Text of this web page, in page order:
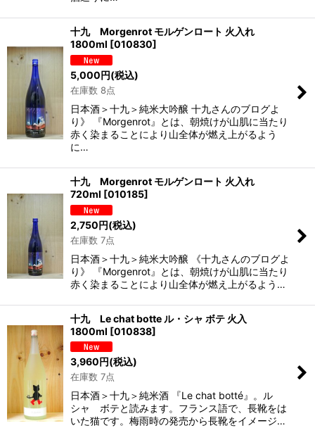
十九 Morgenrot モルゲンロート 火入れ
1800ml [010830]
5,000円(税込)
在庫数 8点
日本酒＞十九＞純米大吟醸 十九さんのブログよ
り》 『Morgenrot』とは、朝焼けが山肌に当たり
赤く染まることにより山全体が燃え上がるよう
に…
十九 Morgenrot モルゲンロート 火入れ
720ml [010185]
2,750円(税込)
在庫数 7点
日本酒＞十九＞純米大吟醸 《十九さんのブログよ
り》 『Morgenrot』とは、朝焼けが山肌に当たり
赤く染まることにより山全体が燃え上がるよう…
十九 Le chat botte ル・シャ ボテ 火入
1800ml [010838]
3,960円(税込)
在庫数 7点
日本酒＞十九＞純米酒 『Le chat botté』。ル
シャ ボテと読みます。フランス語で、長靴をは
いた猫です。梅雨時の発売から長靴をイメージ…